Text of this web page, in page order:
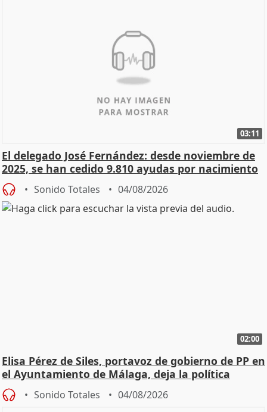
03:11
El delegado José Fernández: desde noviembre de
2025, se han cedido 9.810 ayudas por nacimiento
Sonido Totales 04/08/2026
02:00
Elisa Pérez de Siles, portavoz de gobierno de PP en
el Ayuntamiento de Málaga, deja la política
Sonido Totales 04/08/2026